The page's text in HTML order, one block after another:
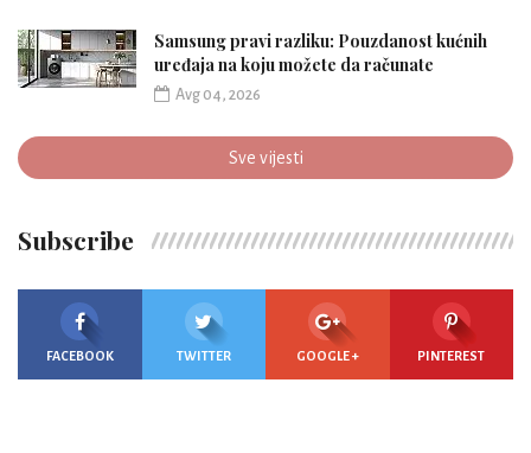
Samsung pravi razliku: Pouzdanost kućnih
uređaja na koju možete da računate
Avg 04, 2026
Sve vijesti
Subscribe
FACEBOOK TWITTER GOOGLE + PINTEREST